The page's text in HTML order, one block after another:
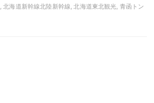
,北海道新幹線北陸新幹線,北海道東北観光, 青函トン